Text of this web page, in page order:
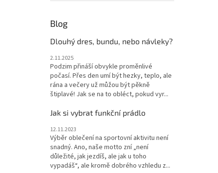
Blog
Dlouhý dres, bundu, nebo návleky?
2.11.2025
Podzim přináší obvykle proměnlivé
počasí. Přes den umí být hezky, teplo, ale
rána a večery už můžou být pěkně
štiplavé! Jak se na to obléct, pokud vyr...
Jak si vybrat funkční prádlo
12.11.2023
Výběr oblečení na sportovní aktivitu není
snadný. Ano, naše motto zní „není
důležité, jak jezdíš, ale jak u toho
vypadáš“, ale kromě dobrého vzhledu z...